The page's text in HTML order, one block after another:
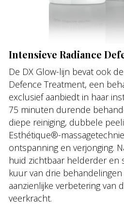
Intensieve Radiance
De DX Glow-lijn bevat ook
Defence Treatment, een
exclusief aanbiedt in haar
75 minuten durende
diepe reiniging, dubbele
Esthétique®-
ontspanning en verjonging.
huid zichtbaar helderder en
kuur van drie
aanzienlijke verbetering van
veerkracht.